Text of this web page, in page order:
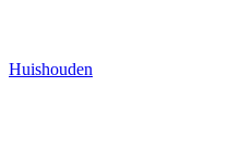
Huishouden